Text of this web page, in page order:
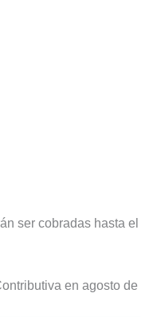
ser cobradas hasta el
en agosto de